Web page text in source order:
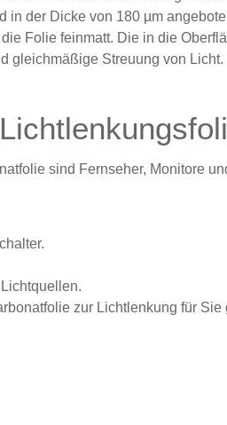
in der Dicke von 180 µm
Folie feinmatt. Die in die
gleichmäßige Streuung von Licht.
sind Fernseher, Monitore
zur Lichtlenkung für